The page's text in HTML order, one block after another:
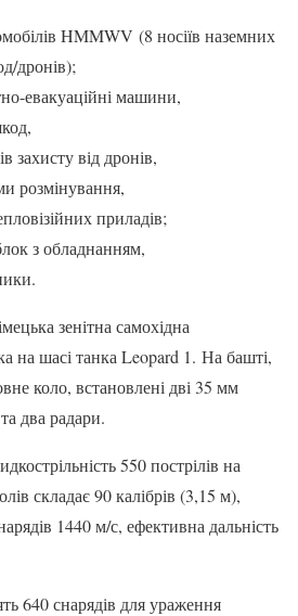
HMMWV (8 носіїв наземних
дронів);
евакуаційні машини,
захисту від дронів,
розмінування,
приладів;
з обладнанням,
зенітна самохідна
на шасі танка Leopard 1. На башті,
коло, встановлені дві 35 мм
два радари.
550 пострілів на
складає 90 калібрів (3,15 м),
1440 м/с, ефективна дальність
640 снарядів для ураження